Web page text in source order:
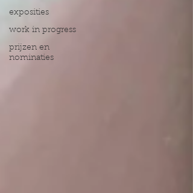
exposities
work in progress
prijzen en
nominaties